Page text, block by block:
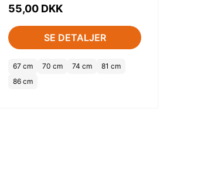
55,00 DKK
SE DETALJER
67 cm 70 cm 74 cm
81 cm
86 cm